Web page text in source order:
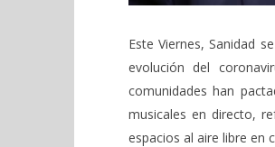
Este Viernes, Sanidad
evolución del
comunidades han
musicales en directo,
espacios al aire libre en